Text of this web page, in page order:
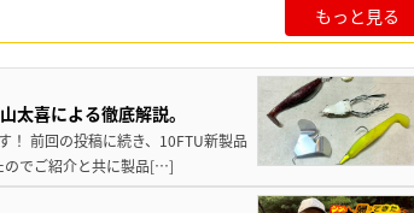
もっと見る
太喜による徹底解説。
！ 前回の投稿に続き、10FTU新製品
のでご紹介と共に製品[…]